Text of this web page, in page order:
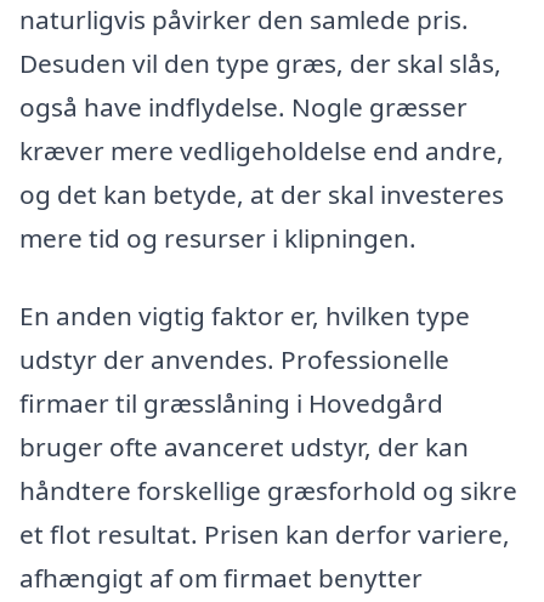
naturligvis påvirker den samlede pris.
Desuden vil den type græs, der skal slås,
også have indflydelse. Nogle græsser
kræver mere vedligeholdelse end andre,
og det kan betyde, at der skal investeres
mere tid og resurser i klipningen.
En anden vigtig faktor er, hvilken type
udstyr der anvendes. Professionelle
firmaer til græsslåning i Hovedgård
bruger ofte avanceret udstyr, der kan
håndtere forskellige græsforhold og sikre
et flot resultat. Prisen kan derfor variere,
afhængigt af om firmaet benytter